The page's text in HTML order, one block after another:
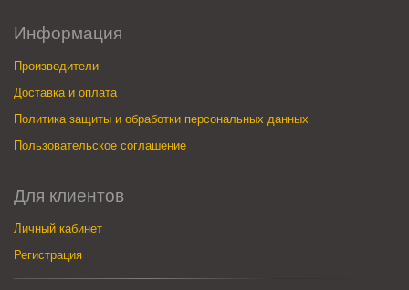
Информация
Производители
Доставка и оплата
Политика защиты и обработки персональных данных
Пользовательское соглашение
Для клиентов
Личный кабинет
Регистрация